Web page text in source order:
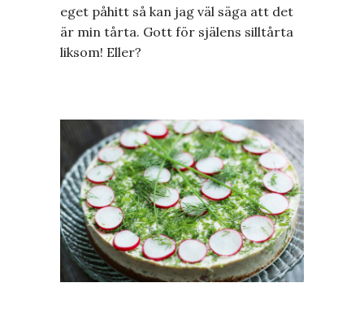
eget påhitt så kan jag väl säga att det
är min tårta. Gott för själens silltårta
liksom! Eller?